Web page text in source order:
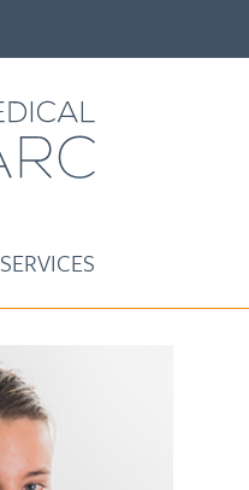
SERVICES